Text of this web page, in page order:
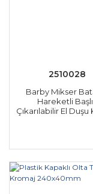
2510028
Barby Mikser
Hareketli
Çıkarılabilir El